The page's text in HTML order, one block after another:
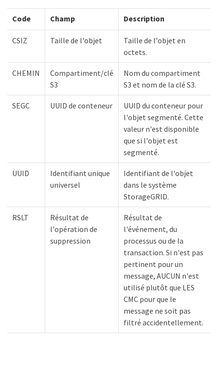
Code Champ Description
CSIZ Taille de l'objet
Taille de l'objet en
octets.
CHEMIN
Compartiment/clé
S3
Nom du compartiment
S3 et nom de la clé S3.
SEGC UUID de conteneur
UUID du conteneur pour
l'objet segmenté. Cette
valeur n'est disponible
que si l'objet est
segmenté.
UUID
Identifiant unique
universel
Identifiant de l'objet
dans le système
StorageGRID.
RSLT
Résultat de
l'opération de
suppression
Résultat de
l'événement, du
processus ou de la
transaction. Si n'est pas
pertinent pour un
message, AUCUN n'est
utilisé plutôt que LES
CMC pour que le
message ne soit pas
filtré accidentellement.